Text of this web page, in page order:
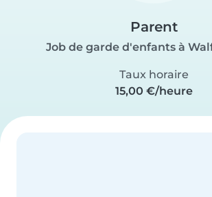
Parent
Job de garde d'enfants à
Taux horaire
15,00 €/heure